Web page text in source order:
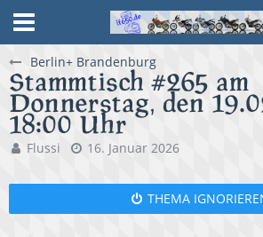
Berlin+ Brandenburg
Stammtisch #265 am
Donnerstag, den
18:00 Uhr
Flussi 16. Januar 2026
THEMA